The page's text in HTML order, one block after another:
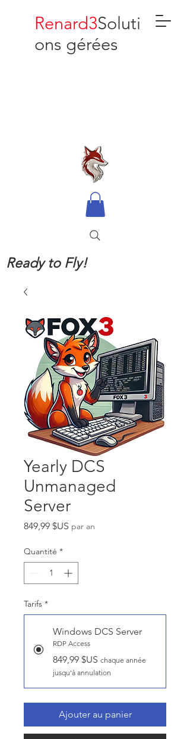
Renard3Soluti
ons gérées
Ready to Fly!
Yearly DCS
Unmanaged
Server
849,99 $US Prix
par an
Quantité *
Tarifs *
Windows DCS Server
RDP Access
849,99 $US chaque année
jusqu'à annulation
Ajouter au panier